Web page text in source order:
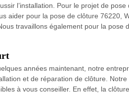
l’installation. Pour le projet de pose
aider pour la pose de clôture 76220,
travaillons également pour la pose
années maintenant, notre
et de réparation de clôture.
à vous conseiller. En effet, la